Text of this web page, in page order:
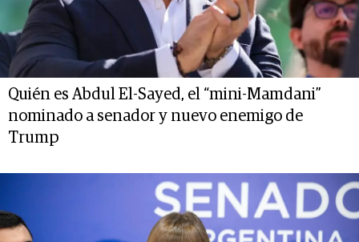
Quién es Abdul El-Sayed, el “mini-Mamdani”
nominado a senador y nuevo enemigo de
Trump